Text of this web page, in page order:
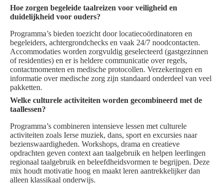
Hoe zorgen begeleide taalreizen voor veiligheid en
duidelijkheid voor ouders?
Programma’s bieden toezicht door locatiecoördinatoren en
begeleiders, achtergrondchecks en vaak 24/7 noodcontacten.
Accommodaties worden zorgvuldig geselecteerd (gastgezinnen
of residenties) en er is heldere communicatie over regels,
contactmomenten en medische protocollen. Verzekeringen en
informatie over medische zorg zijn standaard onderdeel van veel
pakketten.
Welke culturele activiteiten worden gecombineerd met de
taallessen?
Programma’s combineren intensieve lessen met culturele
activiteiten zoals Ierse muziek, dans, sport en excursies naar
bezienswaardigheden. Workshops, drama en creatieve
opdrachten geven context aan taalgebruik en helpen leerlingen
regionaal taalgebruik en beleefdheidsvormen te begrijpen. Deze
mix houdt motivatie hoog en maakt leren aantrekkelijker dan
alleen klassikaal onderwijs.